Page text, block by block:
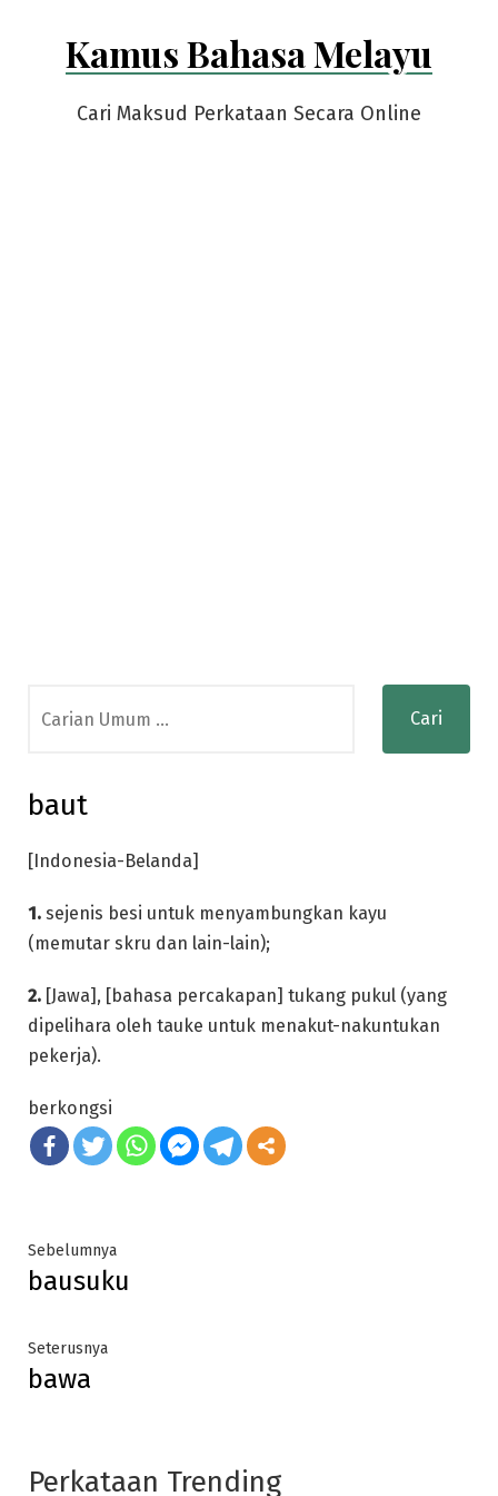
Kamus Bahasa Melayu
Cari Maksud Perkataan Secara Online
for:
baut
[Indonesia-Belanda]
1. sejenis besi untuk menyambungkan kayu
(memutar skru dan lain-lain);
2. [Jawa], [bahasa percakapan] tukang pukul (yang
dipelihara oleh tauke untuk menakut-nakuntukan
pekerja).
berkongsi
Post
navigation
SebelumnyaPrevious
post:
bausuku
SeterusnyaNext
bawa
Perkataan Trending